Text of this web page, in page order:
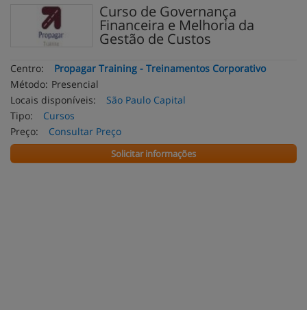
Curso de Governança
Financeira e Melhoria da
Gestão de Custos
Centro:
Propagar Training - Treinamentos Corporativo
Método: Presencial
Locais disponíveis:
São Paulo Capital
Tipo:
Cursos
Preço:
Consultar Preço
Solicitar informações